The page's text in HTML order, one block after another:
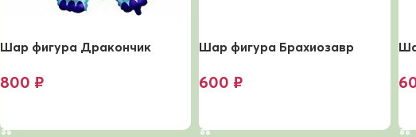
Шар фигура Дракончик
800 ₽
Шар фигура Брахиозавр
600 ₽